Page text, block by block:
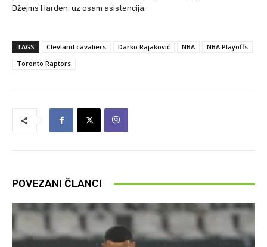
Džejms Harden, uz osam asistencija.
TAGS Clevland cavaliers Darko Rajaković NBA
NBA Playoffs
Toronto Raptors
POVEZANI ČLANCI